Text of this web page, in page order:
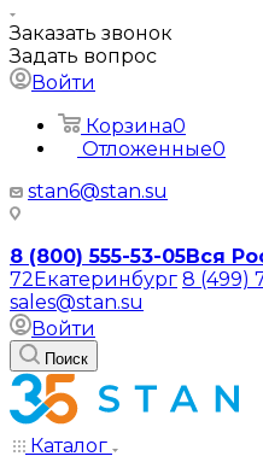
Заказать звонок
Задать вопрос
Войти
Корзина0
Отложенные0
stan6@stan.su
8 (800) 555-53-05Вся
72Екатеринбург 8 (499)
sales@stan.su
Войти
Поиск
Каталог